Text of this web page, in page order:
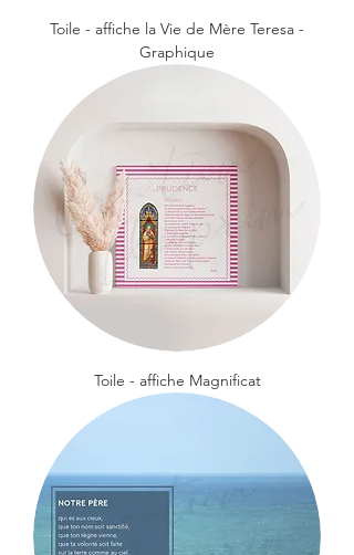
Toile - affiche la Vie de Mère Teresa -
Graphique
Toile - affiche Magnificat